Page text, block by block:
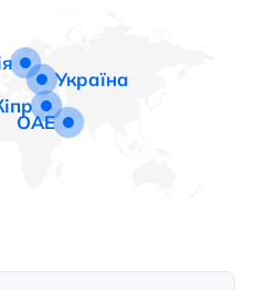
Україна
ОАЕ